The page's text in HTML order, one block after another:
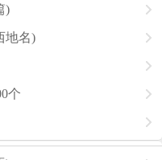
)
地名)
个